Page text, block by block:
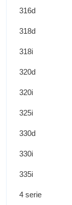
316d
318d
318i
320d
320i
325i
330d
330i
335i
4 serie